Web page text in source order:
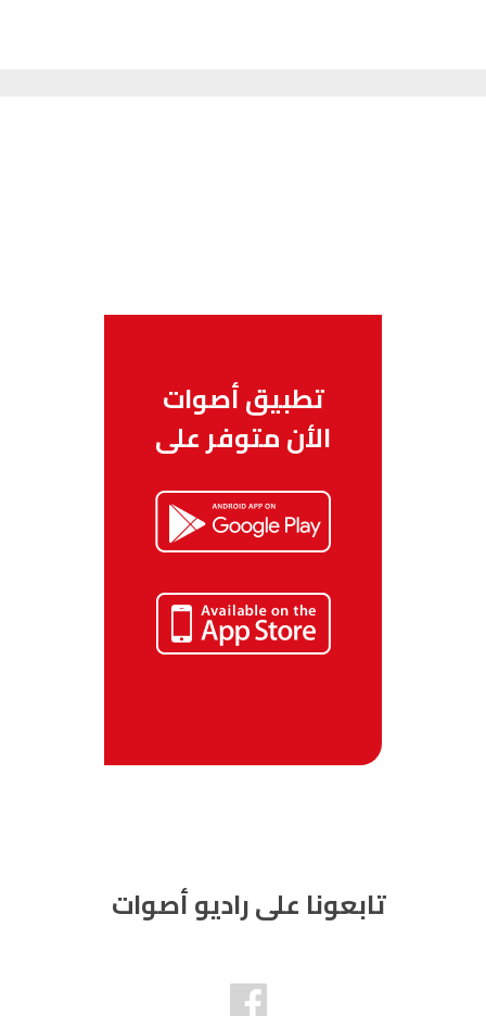
تطبيق أصوات
الأن متوفر على
تابعونا على راديو أصوات